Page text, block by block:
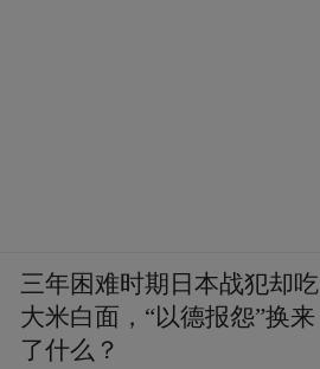
三年困难时期日本战犯却吃
大米白面，“以德报怨”换来
了什么？